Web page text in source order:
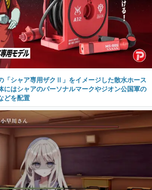
「シャア専用ザクⅡ」をイメージした散水ホース
にはシャアのパーソナルマークやジオン公国軍の
どを配置